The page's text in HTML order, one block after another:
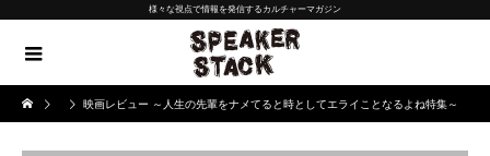
様々な視点で情報を発信するカルチャーマガジン
映画レビュー ～人生の先輩をナメてると時としてエライことなるよね特集～